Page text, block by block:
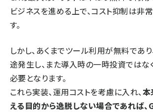
ビジネスを進める上で、コスト抑制は非
す。
しかし、あくまでツール利用が無料であ
途発生し、また導入時の一時投資ではな
必要となります。
これら実装、運用コストを考慮に入れ、本
える目的から逸脱しない場合であれば、